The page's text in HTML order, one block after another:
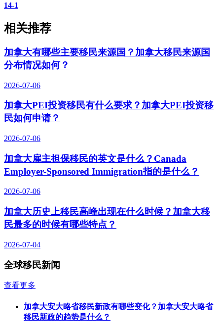
14-1
相关推荐
加拿大有哪些主要移民来源国？加拿大移民来源国
分布情况如何？
2026-07-06
加拿大PEI投资移民有什么要求？加拿大PEI投资移
民如何申请？
2026-07-06
加拿大雇主担保移民的英文是什么？Canada
Employer-Sponsored Immigration指的是什么？
2026-07-06
加拿大历史上移民高峰出现在什么时候？加拿大移
民最多的时候有哪些特点？
2026-07-04
全球移民新闻
查看更多
加拿大安大略省移民新政有哪些变化？加拿大安大略省
移民新政的趋势是什么？